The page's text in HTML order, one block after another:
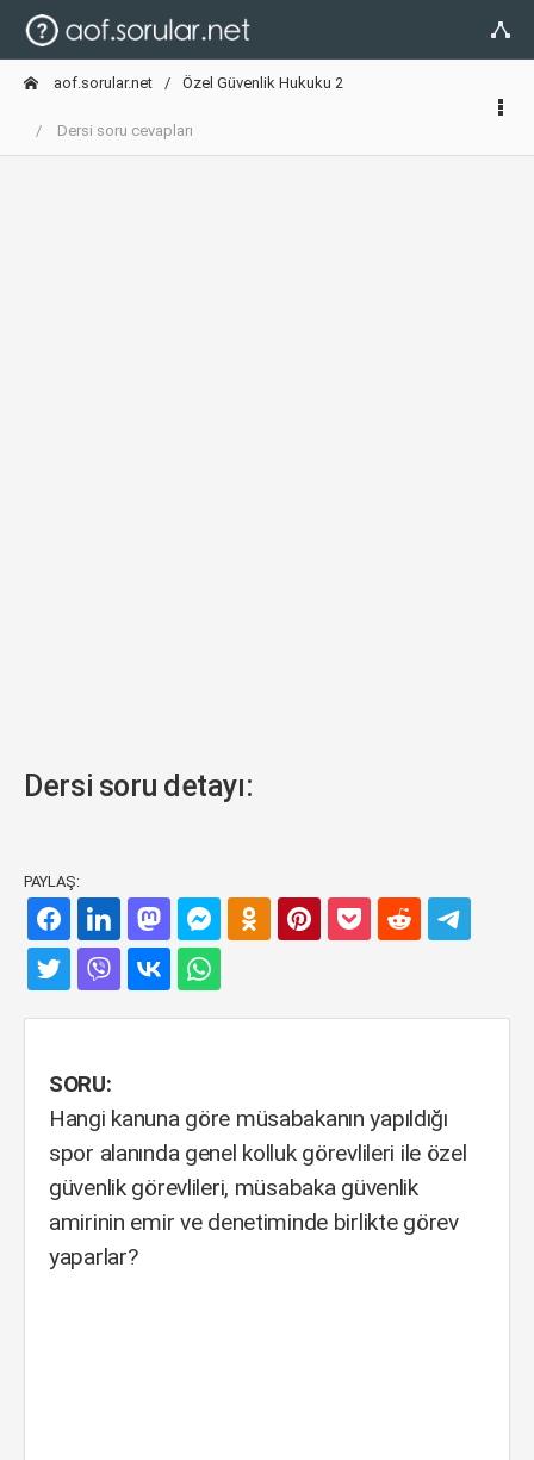
aof.sorular.net Özel Güvenlik Hukuku 2
Dersi soru cevapları
Dersi soru detayı:
PAYLAŞ:
SORU:
Hangi kanuna göre müsabakanın yapıldığı
spor alanında genel kolluk görevlileri ile özel
güvenlik görevlileri, müsabaka güvenlik
amirinin emir ve denetiminde birlikte görev
yaparlar?